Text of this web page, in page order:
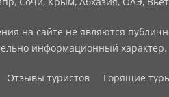
на сайте не являются
информационный характер.
Отзывы туристов Горящие